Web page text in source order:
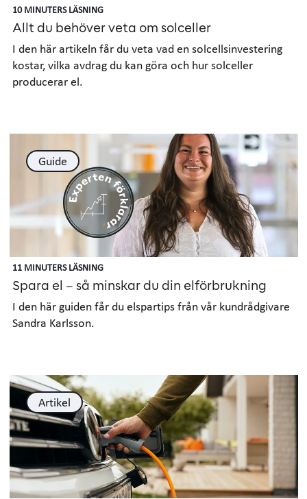
10 MINUTERS LÄSNING
Allt du behöver veta om solceller
I den här artikeln får du veta vad en solcellsinvestering
kostar, vilka avdrag du kan göra och hur solceller
producerar el.
Guide
11 MINUTERS LÄSNING
Spara el – så minskar du din elförbrukning
I den här guiden får du elspartips från vår kundrådgivare
Sandra Karlsson.
Artikel